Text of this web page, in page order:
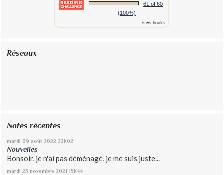
61 of 60
(100%)
view books
Réseaux
Notes récentes
mardi 09 août 2022 22h02
Nouvelles
Bonsoir, je n'ai pas déménagé, je me suis juste...
mardi 23 novembre 2021 15h44